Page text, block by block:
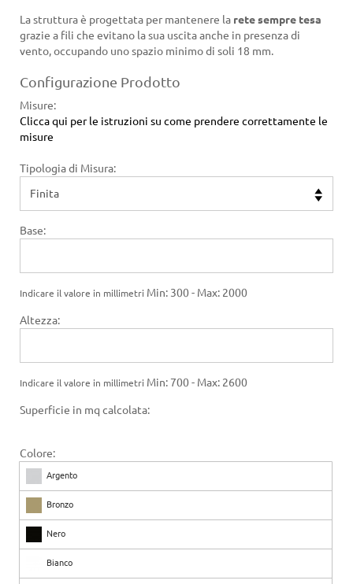
La struttura è progettata per mantenere la rete sempre tesa
grazie a fili che evitano la sua uscita anche in presenza di
vento, occupando uno spazio minimo di soli 18 mm.
Configurazione Prodotto
Misure:
Clicca qui per le istruzioni su come prendere correttamente le
misure
Tipologia di Misura:
Base:
Indicare il valore in millimetri Min: 300 - Max: 2000
Altezza:
Indicare il valore in millimetri Min: 700 - Max: 2600
Superficie in mq calcolata:
Colore:
Argento
Bronzo
Nero
Bianco